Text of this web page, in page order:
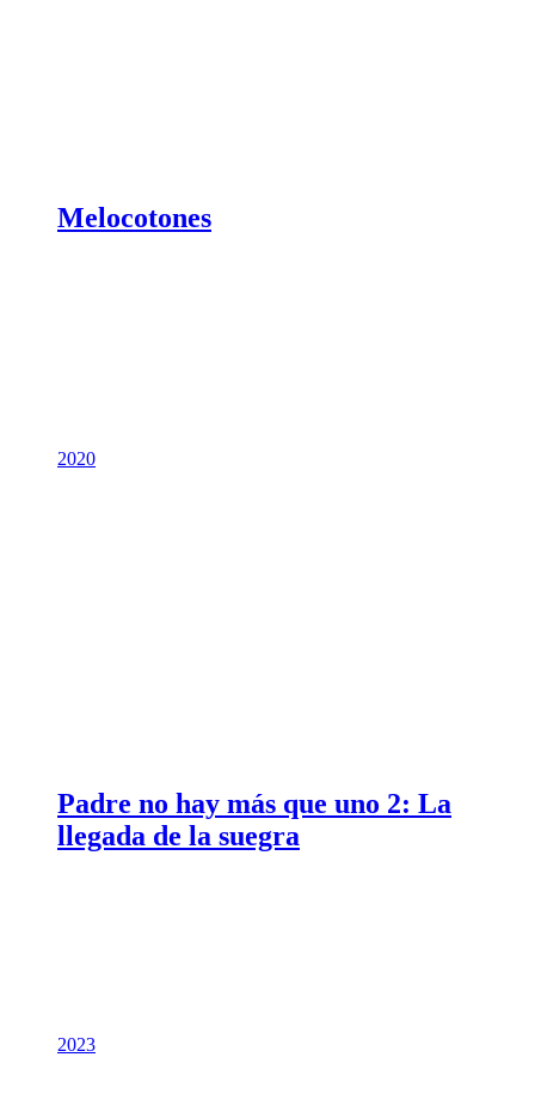
Melocotones
2020
Padre no hay más que uno 2: La
llegada de la suegra
2023